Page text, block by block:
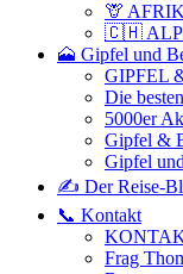
🦒
🇨🇭
🗻 Gipfel und
GIPFEL
Die
5000er
Gipfel &
Gipfel
✍️ Der Reise-
📞 Kontakt
Frag